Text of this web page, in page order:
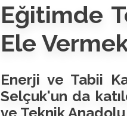
Eğitimde
Ele
Enerji ve Tabii
Selçuk'un da